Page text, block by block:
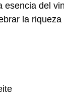
del
la